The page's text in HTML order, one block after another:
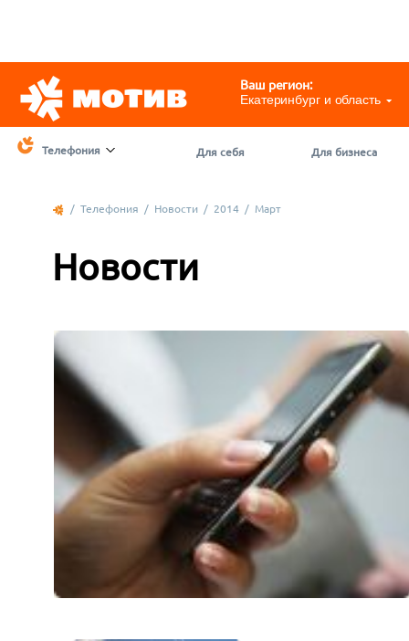
Ваш регион:
Екатеринбург и область
Телефония Для себя Для бизнеса
/ Телефония / Новости / 2014 / Март
Новости